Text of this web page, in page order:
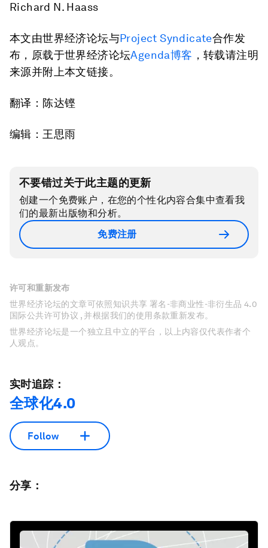
Richard N. Haass
本文由世界经济论坛与Project Syndicate合作发
布，原载于世界经济论坛Agenda博客 ，转载请注明
来源并附上本文链接。
翻译：陈达铿
编辑：王思雨
不要错过关于此主题的更新
创建一个免费账户，在您的个性化内容合集中查看我
们的最新出版物和分析。
免费注册
许可和重新发布
世界经济论坛的文章可依照知识共享 署名-非商业性-非衍生品 4.0
国际公共许可协议 , 并根据我们的使用条款重新发布。
世界经济论坛是一个独立且中立的平台，以上内容仅代表作者个
人观点。
实时追踪：
全球化4.0
Follow
分享：